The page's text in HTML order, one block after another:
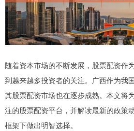
随着资本市场的不断发展，股票配资作
到越来越多投资者的关注。广西作为我
其股票配资市场也在逐步成熟。本文将
注的股票配资平台，并解读最新的政策
框架下做出明智选择。